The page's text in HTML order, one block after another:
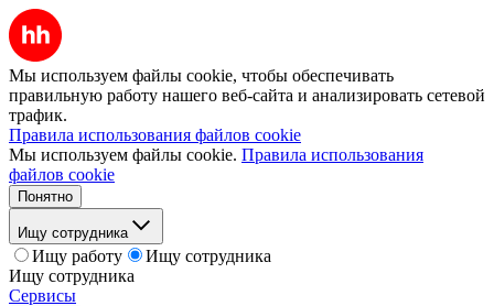
Мы используем файлы cookie, чтобы обеспечивать
правильную работу нашего веб-сайта и анализировать сетевой
трафик.
Правила использования файлов cookie
Мы используем файлы cookie. Правила использования
файлов cookie
Понятно
Ищу сотрудника
Ищу работу
Ищу сотрудника
Ищу сотрудника
Сервисы